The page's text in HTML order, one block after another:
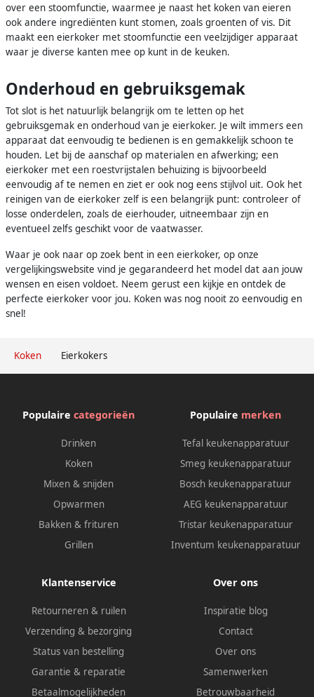
Koken Eierkokers
over een stoomfunctie, waarmee je naast het koken van eieren
ook andere ingrediënten kunt stomen, zoals groenten of vis. Dit
maakt een eierkoker met stoomfunctie een veelzijdiger apparaat
waar je diverse kanten mee op kunt in de keuken.
Onderhoud en gebruiksgemak
Tot slot is het natuurlijk belangrijk om te letten op het
gebruiksgemak en onderhoud van je eierkoker. Je wilt immers een
apparaat dat eenvoudig te bedienen is en gemakkelijk schoon te
houden. Let bij de aanschaf op materialen en afwerking; een
eierkoker met een roestvrijstalen behuizing is bijvoorbeeld
eenvoudig af te nemen en ziet er ook nog eens stijlvol uit. Ook het
reinigen van de eierkoker zelf is een belangrijk punt: controleer of
losse onderdelen, zoals de eierhouder, uitneembaar zijn en
eventueel zelfs geschikt voor de vaatwasser.
Waar je ook naar op zoek bent in een eierkoker, op onze
vergelijkingswebsite vind je gegarandeerd het model dat aan jouw
wensen en eisen voldoet. Neem gerust een kijkje en ontdek de
perfecte eierkoker voor jou. Koken was nog nooit zo eenvoudig en
snel!
Populaire categorieën
Drinken
Koken
Mixen & snijden
Opwarmen
Bakken & frituren
Grillen
Populaire merken
Tefal keukenapparatuur
Smeg keukenapparatuur
Bosch keukenapparatuur
AEG keukenapparatuur
Tristar keukenapparatuur
Inventum keukenapparatuur
Klantenservice
Retourneren & ruilen
Verzending & bezorging
Status van bestelling
Garantie & reparatie
Betaalmogelijkheden
Over ons
Inspiratie blog
Contact
Over ons
Samenwerken
Betrouwbaarheid